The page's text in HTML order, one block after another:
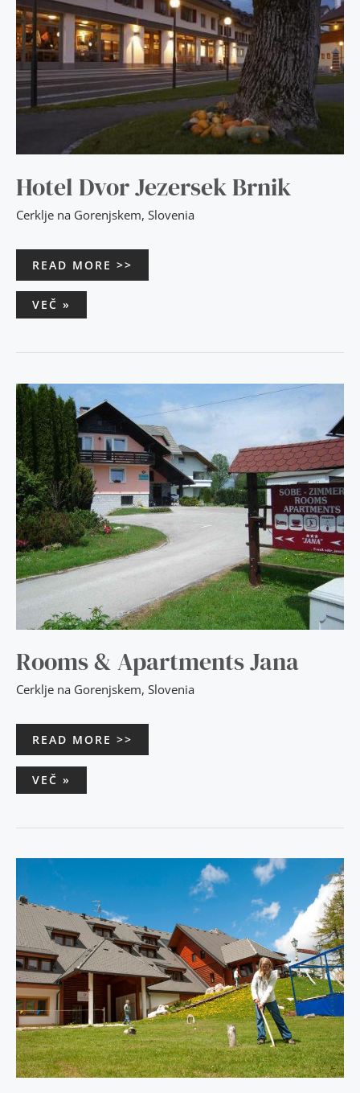
Hotel Dvor Jezersek Brnik
Cerklje na Gorenjskem, Slovenia
READ MORE >>
VEČ »
Rooms & Apartments Jana
Cerklje na Gorenjskem, Slovenia
READ MORE >>
ROOMS
&
APARTMENTS
JANA
VEČ »
HOTEL
KRVAVEC